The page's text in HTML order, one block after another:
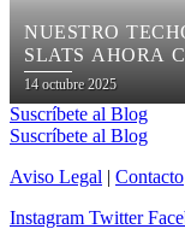
NUESTRO
SLATS AHORA
BS1D0
Posted
on
14 octubre 2025
Suscríbete al Blog
Suscríbete al Blog
Aviso Legal | Contacto
Instagram Twitter